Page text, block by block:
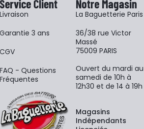
Service Client
Livraison
Garantie 3 ans
CGV
FAQ - Questions
Fréquentes
Notre Magasin
La Baguetterie Paris
36/38 rue Victor
Massé
75009 PARIS
Ouvert du mardi au
samedi de 10h à
12h30 et de 14 à 19h
Magasins
Indépendants